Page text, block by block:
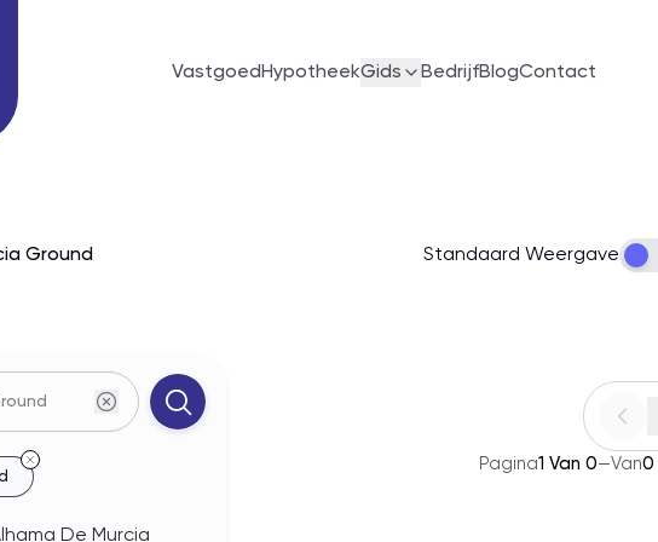
Vastgoed HypotheekGids BedrijfBlogContact
Ground Standaard Weergave
De Murcia
Pagina1 Van 0—Van0